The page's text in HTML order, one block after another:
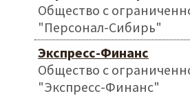
Общество с
"Персонал-Сибирь"
Экспресс-Финанс
Общество с
"Экспресс-Финанс"